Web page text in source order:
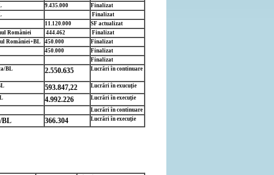
9.435.000
Finalizat
Finalizat
11.120.000
SF actualizat
României 444.462
Finalizat
României+BL 450.000
Finalizat
450.000
Finalizat
Finalizat
BL 2.550.635 Lucrări în continuare
593.847,22
Lucrări în exucuție
4.992.226
Lucrări în execuție
Lucrări în continuare
BL 366.304 Lucrări în execuție